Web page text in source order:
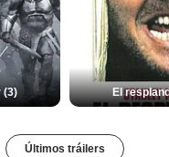
(3) El
Últimos tráilers